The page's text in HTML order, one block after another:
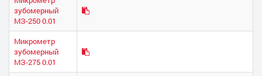
зубомерный
МЗ-250 0.01
Микрометр
зубомерный
МЗ-275 0.01